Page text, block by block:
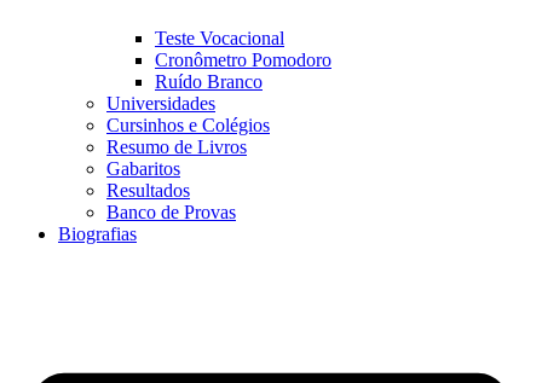
Teste Vocacional
Cronômetro Pomodoro
Ruído Branco
Universidades
Cursinhos e Colégios
Resumo de Livros
Gabaritos
Resultados
Banco de Provas
Biografias